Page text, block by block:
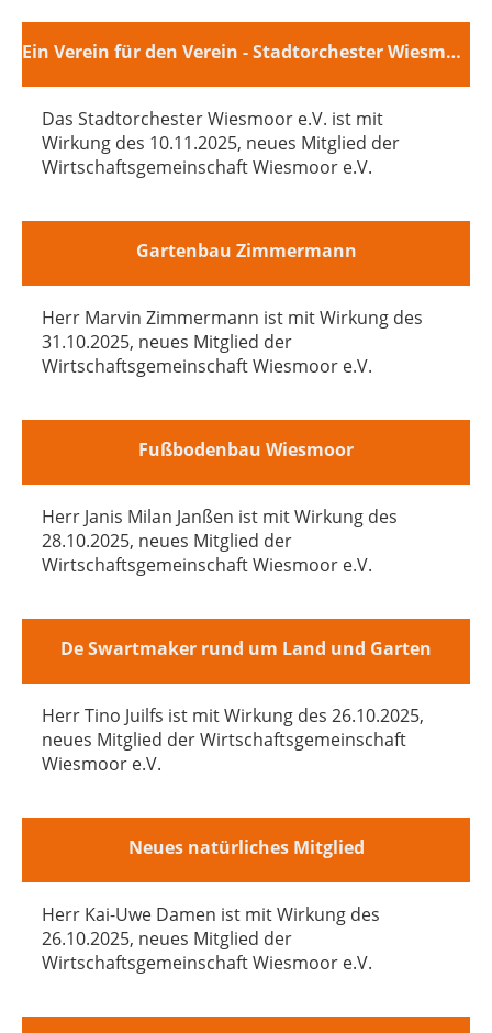
Ein Verein für den Verein - Stadtorchester Wiesmoor e.V.
Das Stadtorchester Wiesmoor e.V. ist mit
Wirkung des 10.11.2025, neues Mitglied der
Wirtschaftsgemeinschaft Wiesmoor e.V.
Gartenbau Zimmermann
Herr Marvin Zimmermann ist mit Wirkung des
31.10.2025, neues Mitglied der
Wirtschaftsgemeinschaft Wiesmoor e.V.
Fußbodenbau Wiesmoor
Herr Janis Milan Janßen ist mit Wirkung des
28.10.2025, neues Mitglied der
Wirtschaftsgemeinschaft Wiesmoor e.V.
De Swartmaker rund um Land und Garten
Herr Tino Juilfs ist mit Wirkung des 26.10.2025,
neues Mitglied der Wirtschaftsgemeinschaft
Wiesmoor e.V.
Neues natürliches Mitglied
Herr Kai-Uwe Damen ist mit Wirkung des
26.10.2025, neues Mitglied der
Wirtschaftsgemeinschaft Wiesmoor e.V.